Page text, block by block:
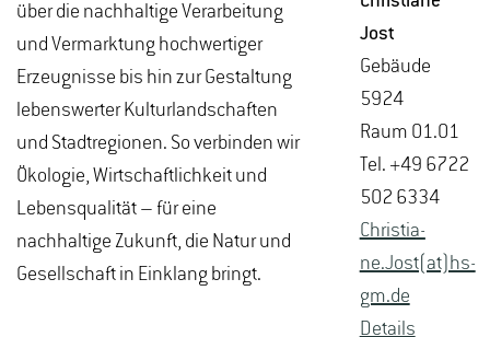
über die nachhaltige Verarbeitung
und Vermarktung hochwertiger
Erzeugnisse bis hin zur Gestaltung
lebenswerter Kulturlandschaften
und Stadtregionen. So verbinden wir
Ökologie, Wirtschaftlichkeit und
Lebensqualität – für eine
nachhaltige Zukunft, die Natur und
Gesellschaft in Einklang bringt.
Jost
Ge­bäu­de
5924
Raum 01.01
Tel. +49 6722
502 6334
Chris­tia­
ne.Jost(at)hs-​
gm.​de
De­tails